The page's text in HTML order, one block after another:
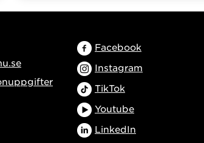
Facebook
Instagram
TikTok
Youtube
LinkedIn